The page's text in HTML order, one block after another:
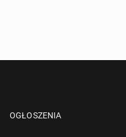
OGŁOSZENIA